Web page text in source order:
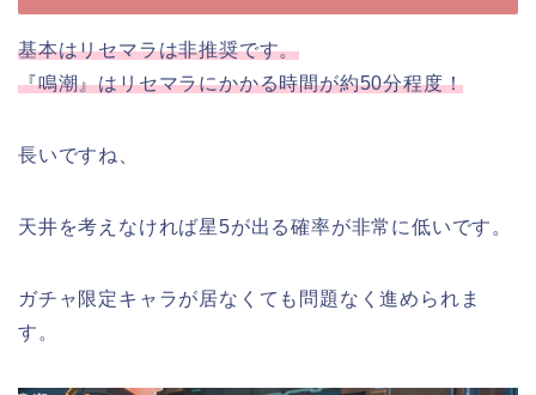
基本はリセマラは非推奨です。
『鳴潮』はリセマラにかかる時間が約50分程度！
長いですね、
天井を考えなければ星5が出る確率が非常に低いです。
ガチャ限定キャラが居なくても問題なく進められま
す。